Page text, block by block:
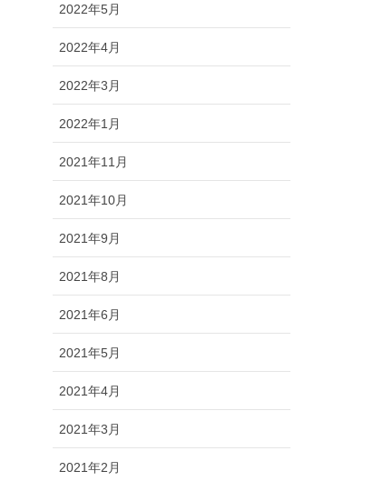
2022年5月
2022年4月
2022年3月
2022年1月
2021年11月
2021年10月
2021年9月
2021年8月
2021年6月
2021年5月
2021年4月
2021年3月
2021年2月